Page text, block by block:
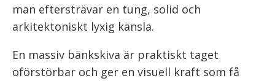
man eftersträvar en tung, solid och
arkitektoniskt lyxig känsla.
En massiv bänkskiva är praktiskt taget
oförstörbar och ger en visuell kraft som få